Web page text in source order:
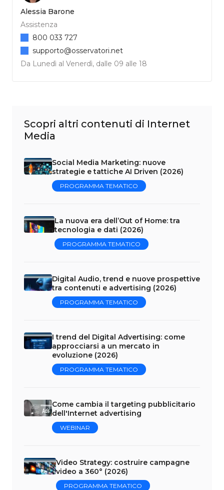
Alessia Barone
Assistenza
Da Lunedì al Venerdì, dalle 09 alle 18
800 033 727
supporto@osservatori.net
Scopri altri contenuti di Internet
Media
Social Media Marketing: nuove
strategie e tattiche AI Driven (2026)
PROGRAMMA TEMATICO
La nuova era dell’Out of Home: tra
tecnologia e dati (2026)
PROGRAMMA TEMATICO
Digital Audio, trend e nuove prospettive
tra contenuti e advertising (2026)
PROGRAMMA TEMATICO
I trend del Digital Advertising: come
approcciarsi a un mercato in
evoluzione (2026)
PROGRAMMA TEMATICO
Come cambia il targeting pubblicitario
dell'Internet advertising
WEBINAR
Video Strategy: costruire campagne
video a 360° (2026)
PROGRAMMA TEMATICO